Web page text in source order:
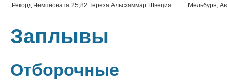
Рекорд Чемпионата 25,82 Тереза Альсхаммар Швеция Мельбурн,
Заплывы
Отборочные